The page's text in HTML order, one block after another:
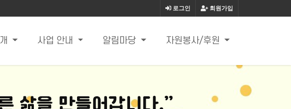
회원가입
로그인
사업 안내 알림마당 자원봉사/후원